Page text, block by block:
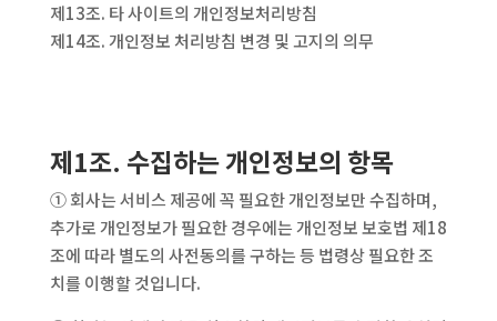
제13조. 타 사이트의 개인정보처리방침
제14조. 개인정보 처리방침 변경 및 고지의 의무
제1조. 수집하는 개인정보의 항목
① 회사는 서비스 제공에 꼭 필요한 개인정보만 수집하며,
추가로 개인정보가 필요한 경우에는 개인정보 보호법 제18
조에 따라 별도의 사전동의를 구하는 등 법령상 필요한 조
치를 이행할 것입니다.